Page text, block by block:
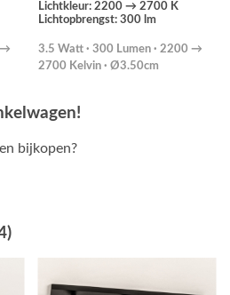
→
Lichtkleur: 2200 → 2700 K
Lichtopbrengst: 300 lm
3.5 Watt · 300 Lumen · 2200 →
2700 Kelvin · Ø3.50cm
bijkopen?